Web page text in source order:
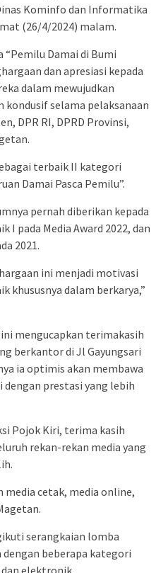
Kominfo dan Informatika
(26/4/2024) malam.
“Pemilu Damai di Bumi
dan apresiasi kepada
dalam mewujudkan
kondusif selama pelaksanaan
DPR RI, DPRD Provinsi,
terbaik II kategori
Damai Pasca Pemilu”.
pernah diberikan kepada
I pada Media Award 2022, dan
2021.
ini menjadi motivasi
khususnya dalam berkarya,”
mengucapkan terimakasih
berkantor di Jl Gayungsari
ia optimis akan membawa
prestasi yang lebih
Pojok Kiri, terima kasih
rekan-rekan media yang
media cetak, media online,
serangkaian lomba
beberapa kategori
elektronik.